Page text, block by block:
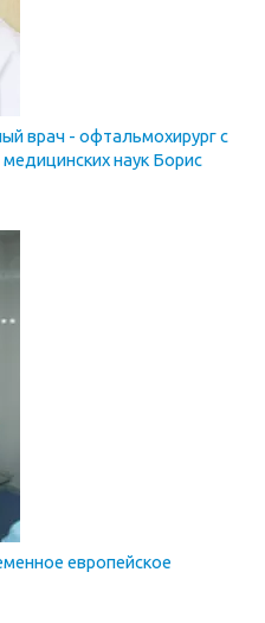
врач - офтальмохирург с
наук Борис
европейское